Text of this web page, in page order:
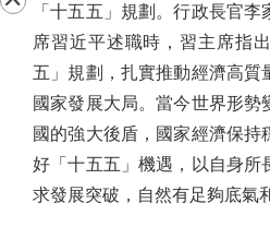
「十五五」規劃。行政長官
席習近平述職時，習主席指
五」規劃，扎實推動經濟高質
國家發展大局。當今世界形勢
國的強大後盾，國家經濟保持
好「十五五」機遇，以自身所
求發展突破，自然有足夠底氣